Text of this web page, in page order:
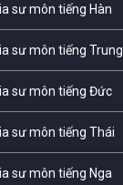
sư môn tiếng Hàn
sư môn tiếng Trung
sư môn tiếng Đức
sư môn tiếng Thái
sư môn tiếng Nga